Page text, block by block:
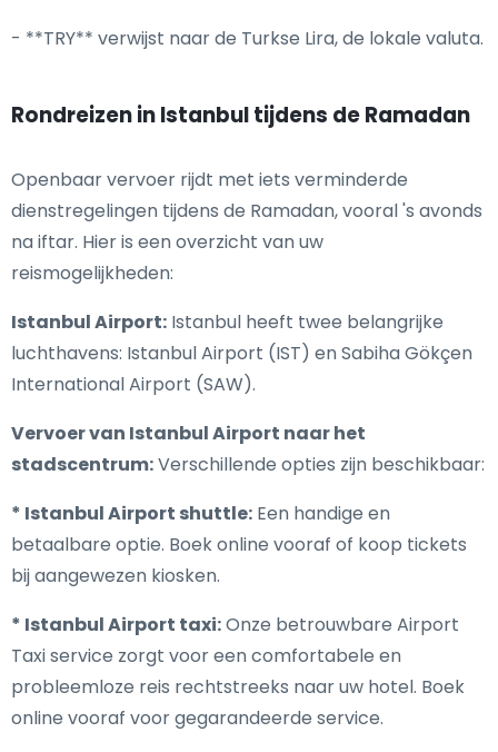
- **TRY** verwijst naar de Turkse Lira, de lokale valuta.
Rondreizen in Istanbul tijdens de Ramadan
Openbaar vervoer rijdt met iets verminderde
dienstregelingen tijdens de Ramadan, vooral 's avonds
na iftar. Hier is een overzicht van uw
reismogelijkheden:
Istanbul Airport: Istanbul heeft twee belangrijke
luchthavens: Istanbul Airport (IST) en Sabiha Gökçen
International Airport (SAW).
Vervoer van Istanbul Airport naar het
stadscentrum:Verschillende opties zijn beschikbaar:
* Istanbul Airport shuttle: Een handige en
betaalbare optie. Boek online vooraf of koop tickets
bij aangewezen kiosken.
* Istanbul Airport taxi:Onze betrouwbare Airport
Taxi service zorgt voor een comfortabele en
probleemloze reis rechtstreeks naar uw hotel. Boek
online vooraf voor gegarandeerde service.